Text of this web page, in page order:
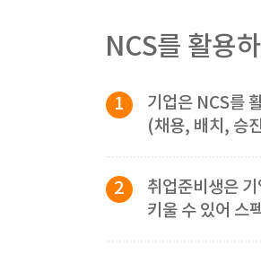
NCS를 활용
1
기업은 NCS를
(채용, 배치, 승
2
취업준비생은
키울 수 있어 스